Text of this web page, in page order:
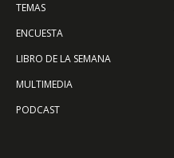
TEMAS
ENCUESTA
LIBRO DE LA SEMANA
MULTIMEDIA
PODCAST